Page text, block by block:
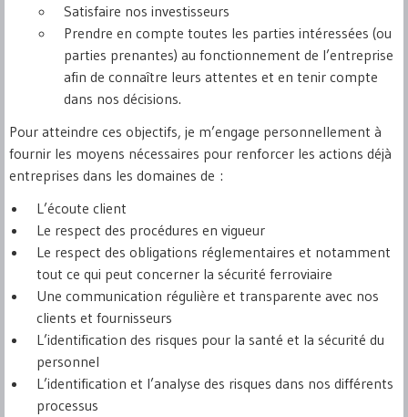
Satisfaire nos investisseurs
Prendre en compte toutes les parties intéressées (ou
parties prenantes) au fonctionnement de l’entreprise
afin de connaître leurs attentes et en tenir compte
dans nos décisions.
Pour atteindre ces objectifs, je m’engage personnellement à
fournir les moyens nécessaires pour renforcer les actions déjà
entreprises dans les domaines de :
L’écoute client
Le respect des procédures en vigueur
Le respect des obligations réglementaires et notamment
tout ce qui peut concerner la sécurité ferroviaire
Une communication régulière et transparente avec nos
clients et fournisseurs
L’identification des risques pour la santé et la sécurité du
personnel
L’identification et l’analyse des risques dans nos différents
processus